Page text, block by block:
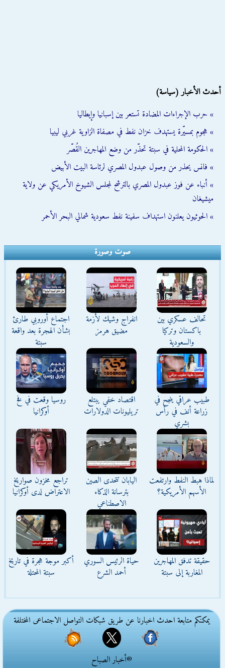
أحدث الأخبار (سياسة)
» حرب الإجراءات المضادة تستعر بين إسبانيا وإيطاليا
» هجوم بمسيّرة يستهدف خزان نفط في مصفاة الزاوية غربي ليبيا
» الحكومة المحلية في سبتة تحذّر من وضع المهاجرين القُصّر
» فانس يحذر من وصول عبدول المصري لرئاسة البيت الأبيض
» أنباء عن فوز عبدول المصري بالترشح لمجلس الشيوخ الأمريكي عن ولاية
ميشيغان
» الحوثيون يعلنون استهداف سفينة نفط سعودية شمالي البحر الأحمر
صوت وصورة
تحالف عسكري بين
باكستان وتركيا
والسعودية
انفراج وشيك لأزمة
مضيق هرمز
اجتماع أوروبي طارئ
بشأن الهجرة بعد واقعة
سبتة
طبيب عراقي ينجح في
زراعة أنف في رأس
بشري
اقتصاد خفي يبتلع
تريليونات الدولارات
روسيا وقعت في فخ
أوكرانيا
لماذا هبط النفط وارتفعت
الأسهم الأمريكية؟
اليابان تتحدى الصين
بترسانة الذكاء
الاصطناعي
تراجع مخزون صواريخ
الاعتراض لدى أوكرانيا
حقيقة تدفق المهاجرين
المغاربة إلى سبتة
حياة الرئيس السوري
أحمد الشرع
أكبر موجة هجرة في تاريخ
سبتة المحتلة
يمكنكم متابعة احدث اخبارنا عن طريق شبكات التواصل الاجتماعى المختلفة
®أخبار الصباح